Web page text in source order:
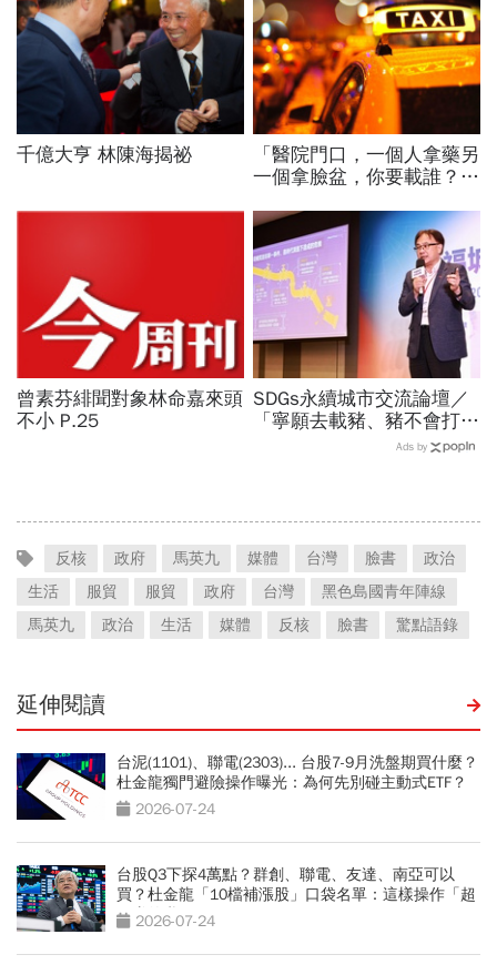
千億大亨 林陳海揭祕
「醫院門口，一個人拿藥另
一個拿臉盆，你要載誰？」
13年的MBA課
曾素芬緋聞對象林命嘉來頭
不小 P.25
SDGs永續城市交流論壇／
「寧願去載豬、豬不會打
1999」翻轉客運司機荒！
Ads by
反核 政府 馬英九 媒體 台灣 臉書
政治
生活
服貿 服貿 政府 台灣
黑色島國青年陣線
馬英九
政治 生活 媒體 反核 臉書 驚點語錄
延伸閱讀
台泥(1101)、聯電(2303)... 台股7-9月洗盤期買什麼？
杜金龍獨門避險操作曝光：為何先別碰主動式ETF？
2026-07-24
台股Q3下探4萬點？群創、聯電、友達、南亞可以
買？杜金龍「10檔補漲股」口袋名單：這樣操作「超
好賺的啦」
2026-07-24